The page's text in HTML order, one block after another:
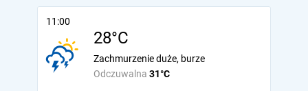
11:00
28°C
Odczuwalna 31°C
Zachmurzenie duże, burze